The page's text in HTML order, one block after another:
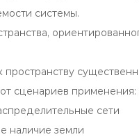
системы.
пространству
сценариев применения:
сети
наличие земли